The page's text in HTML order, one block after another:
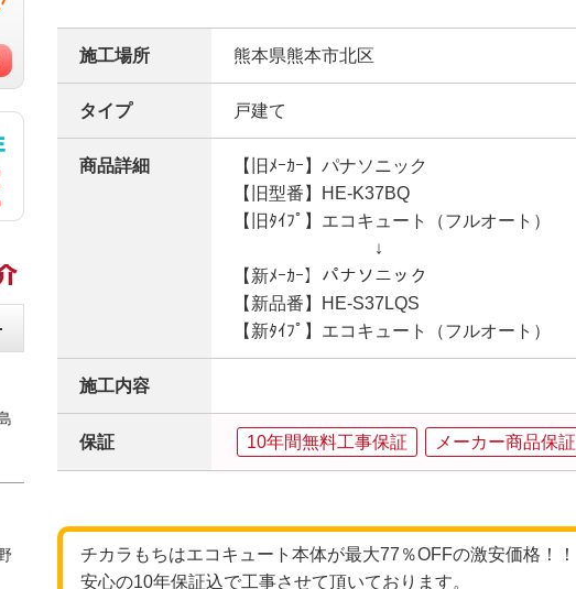
施工場所 熊本県熊本市北区
タイプ 戸建て
商品詳細
【旧ﾒｰｶｰ】パナソニック
【旧型番】HE-K37BQ
【旧ﾀｲﾌﾟ】エコキュート（フルオート）
↓
【新ﾒｰｶｰ】パナソニック
【新品番】HE-S37LQS
【新ﾀｲﾌﾟ】エコキュート（フルオート）
施工内容
保証 10年間無料工事保証 メーカー商品保証
チカラもちはエコキュート本体が最大77％OFFの激安価格！！
安心の10年保証込で工事させて頂いております。